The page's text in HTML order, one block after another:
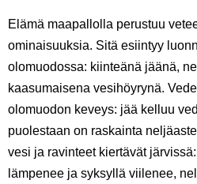
Elämä maapallolla perustuu
ominaisuuksia. Sitä esiintyy
olomuodossa: kiinteänä jäänä,
kaasumaisena vesihöyrynä.
olomuodon keveys: jää kelluu
puolestaan on raskainta
vesi ja ravinteet kiertävät
lämpenee ja syksyllä viilenee,